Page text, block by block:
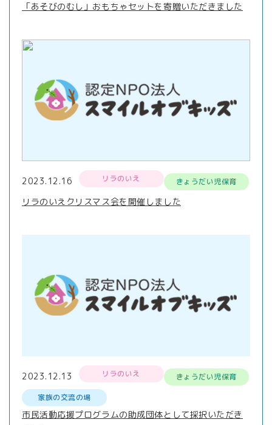
「あそびのむし」おもちゃセットを寄贈いただきました
2023.12.16 リラのいえ きょうだい児保育
リラのいえクリスマス会を開催しました
2023.12.13 リラのいえ
きょうだい児保育
家族の交流の場
市民活動応援プログラムの助成団体として採択いただき